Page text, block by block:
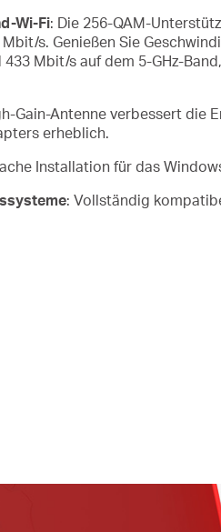
Wi-Fi: Die 256-QAM-
s. Genießen Sie
Mbit/s auf dem 5-GHz-
Gain-Antenne verbessert die
erheblich.
Installation für das
: Vollständig